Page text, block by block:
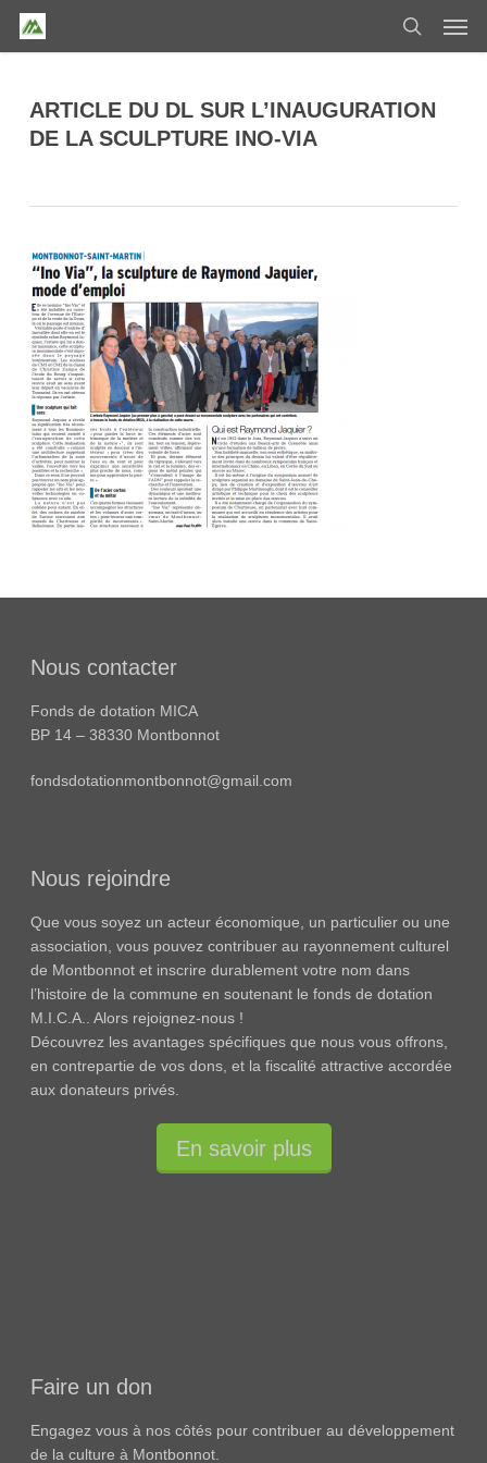
Skip
search
ARTICLE DU DL SUR L’INAUGURATION
DE LA SCULPTURE INO-VIA
Nous contacter
Fonds de dotation MICA
BP 14 – 38330 Montbonnot
fondsdotationmontbonnot@gmail.com
Nous rejoindre
Que vous soyez un acteur économique, un particulier ou une
association, vous pouvez contribuer au rayonnement culturel
de Montbonnot et inscrire durablement votre nom dans
l’histoire de la commune en soutenant le fonds de dotation
M.I.C.A.. Alors rejoignez-nous !
Découvrez les avantages spécifiques que nous vous offrons,
en contrepartie de vos dons, et la fiscalité attractive accordée
aux donateurs privés.
En savoir plus
Faire un don
Engagez vous à nos côtés pour contribuer au développement
de la culture à Montbonnot.